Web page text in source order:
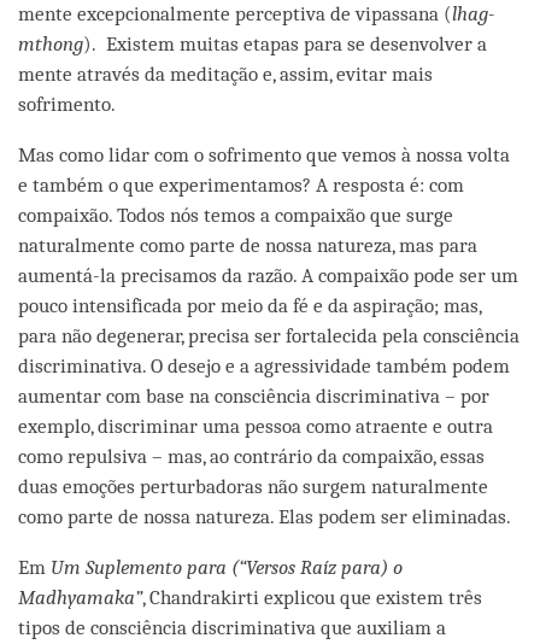
mente excepcionalmente perceptiva de vipassana (lhag-
mthong). Existem muitas etapas para se desenvolver a
mente através da meditação e, assim, evitar mais
sofrimento.
Mas como lidar com o sofrimento que vemos à nossa volta
e também o que experimentamos? A resposta é: com
compaixão. Todos nós temos a compaixão que surge
naturalmente como parte de nossa natureza, mas para
aumentá-la precisamos da razão. A compaixão pode ser um
pouco intensificada por meio da fé e da aspiração; mas,
para não degenerar, precisa ser fortalecida pela consciência
discriminativa. O desejo e a agressividade também podem
aumentar com base na consciência discriminativa – por
exemplo, discriminar uma pessoa como atraente e outra
como repulsiva – mas, ao contrário da compaixão, essas
duas emoções perturbadoras não surgem naturalmente
como parte de nossa natureza. Elas podem ser eliminadas.
Em Um Suplemento para (“Versos Raíz para) o
Madhyamaka”, Chandrakirti explicou que existem três
tipos de consciência discriminativa que auxiliam a